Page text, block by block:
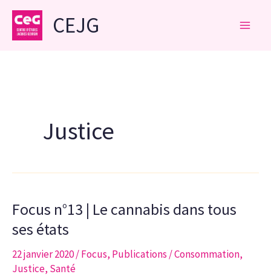
Aller
contenu
CEJG
Justice
Focus n°13 | Le cannabis dans tous
ses états
22 janvier 2020/Focus, Publications /Consommation,
Justice, Santé